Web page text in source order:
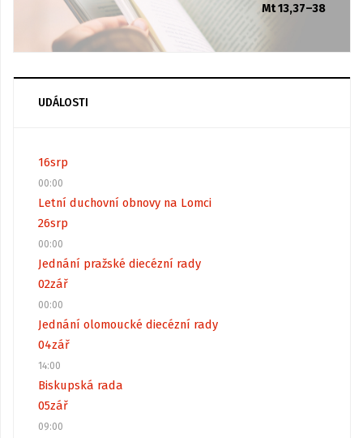
Mt 13,37–38
UDÁLOSTI
16srp
00:00
Letní duchovní obnovy na Lomci
26srp
00:00
Jednání pražské diecézní rady
02zář
00:00
Jednání olomoucké diecézní rady
04zář
14:00
Biskupská rada
05zář
09:00